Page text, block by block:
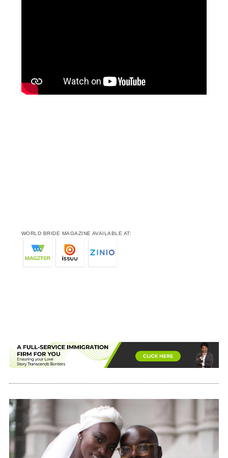
WORLD BRIDE MAGAZINE AVAILABLE AT: